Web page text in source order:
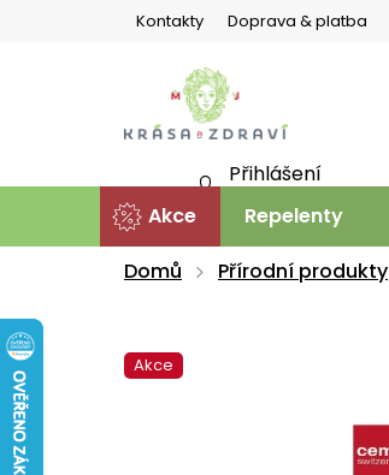
Kontakty Doprava & platba
Přihlášení
Akce Repelenty
Domů
Přírodní produkty
Akce